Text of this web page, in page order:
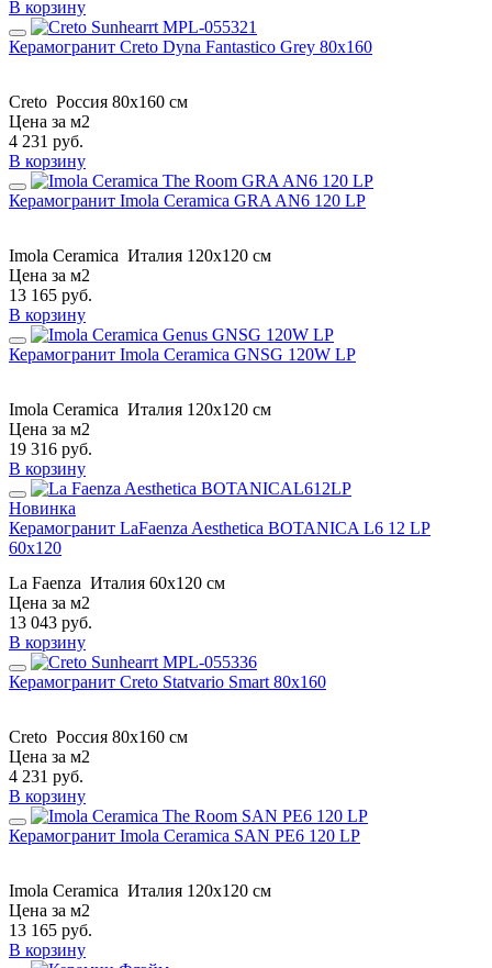
В корзину
Керамогранит Creto Dyna Fantastico Grey 80х160
Creto Россия 80х160 см
Цена за м2
4 231 руб.
В корзину
Керамогранит Imola Ceramica GRA AN6 120 LP
Imola Ceramica Италия 120x120 см
Цена за м2
13 165 руб.
В корзину
Керамогранит Imola Ceramica GNSG 120W LP
Imola Ceramica Италия 120x120 см
Цена за м2
19 316 руб.
В корзину
Новинка
Керамогранит LaFaenza Aesthetica BOTANICA L6 12 LP
60x120
La Faenza Италия 60x120 см
Цена за м2
13 043 руб.
В корзину
Керамогранит Creto Statvario Smart 80х160
Creto Россия 80х160 см
Цена за м2
4 231 руб.
В корзину
Керамогранит Imola Ceramica SAN PE6 120 LP
Imola Ceramica Италия 120x120 см
Цена за м2
13 165 руб.
В корзину